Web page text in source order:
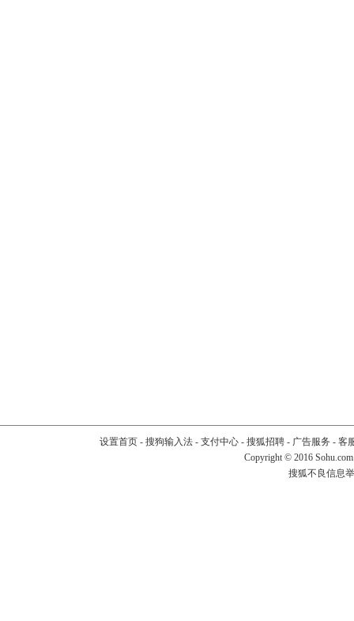
设置首页- 搜狗输入法- 支付中心- 搜狐招聘- 广告服务 - 客
Copyright © 2016
搜狐不良信息